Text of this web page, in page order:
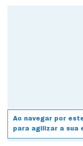
Ao navegar por
para agilizar a sua